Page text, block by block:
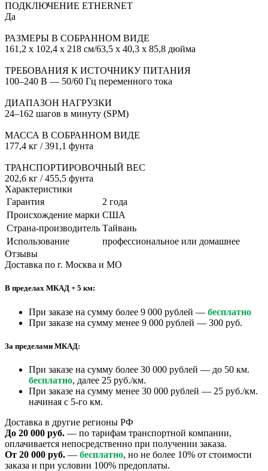
ПОДКЛЮЧЕНИЕ ETHERNET
Да
РАЗМЕРЫ В СОБРАННОМ ВИДЕ
161,2 x 102,4 x 218 см/63,5 x 40,3 x 85,8 дюйма
ТРЕБОВАНИЯ К ИСТОЧНИКУ ПИТАНИЯ
100–240 В — 50/60 Гц переменного тока
ДИАПАЗОН НАГРУЗКИ
24–162 шагов в минуту (SPM)
МАССА В СОБРАННОМ ВИДЕ
177,4 кг / 391,1 фунта
ТРАНСПОРТИРОВОЧНЫЙ ВЕС
202,6 кг / 455,5 фунта
Характеристики
Гарантия
2 года
Происхождение марки США
Страна-производитель Тайвань
Использование
профессиональное или домашнее
Отзывы
Доставка по г. Москва и МО
В пределах МКАД + 5 км:
При заказе на сумму более 9 000 рублей — бесплатно
При заказе на сумму менее 9 000 рублей — 300 руб.
За пределами МКАД:
При заказе на сумму более 30 000 рублей — до 50 км.
бесплатно, далее 25 руб./км.
При заказе на сумму менее 30 000 рублей — 25 руб./км.
начиная с 5-го км.
Доставка в другие регионы РФ
До 20 000 руб. — по тарифам транспортной компании,
оплачивается непосредственно при получении заказа.
От 20 000 руб. — бесплатно, но не более 10% от стоимости
заказа и при условии 100% предоплаты.